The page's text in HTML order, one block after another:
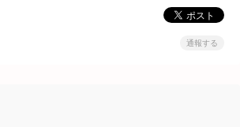
通報する